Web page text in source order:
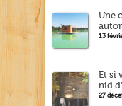
Une
13
Et si
nid
27